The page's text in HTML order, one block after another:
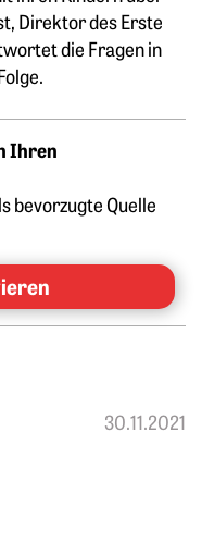
Direktor des Erste
die Fragen in
Ihren
bevorzugte Quelle
30.11.2021